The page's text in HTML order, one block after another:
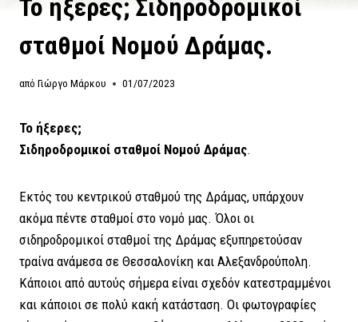
Το ήξερες; Σιδηροδρομικοί
σταθμοί Νομού Δράμας.
από Γιώργο Μάρκου 01/07/2023
Το ήξερες;
Σιδηροδρομικοί σταθμοί Νομού Δράμας.
Εκτός του κεντρικού σταθμού της Δράμας, υπάρχουν
ακόμα πέντε σταθμοί στο νομό μας. Όλοι οι
σιδηροδρομικοί σταθμοί της Δράμας εξυπηρετούσαν
τραίνα ανάμεσα σε Θεσσαλονίκη και Αλεξανδρούπολη.
Κάποιοι από αυτούς σήμερα είναι σχεδόν κατεστραμμένοι
και κάποιοι σε πολύ κακή κατάσταση. Οι φωτογραφίες